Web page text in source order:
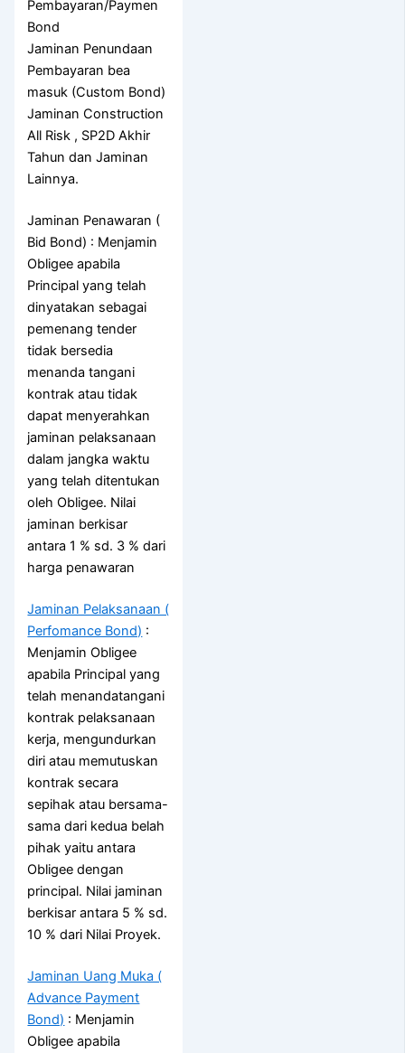
Pembayaran/Paymen
Bond
Jaminan Penundaan
Pembayaran bea
masuk (Custom Bond)
Jaminan Construction
All Risk , SP2D Akhir
Tahun dan Jaminan
Lainnya.
Jaminan Penawaran (
Bid Bond) : Menjamin
Obligee apabila
Principal yang telah
dinyatakan sebagai
pemenang tender
tidak bersedia
menanda tangani
kontrak atau tidak
dapat menyerahkan
jaminan pelaksanaan
dalam jangka waktu
yang telah ditentukan
oleh Obligee. Nilai
jaminan berkisar
antara 1 % sd. 3 % dari
harga penawaran
Jaminan Pelaksanaan (
Perfomance Bond) :
Menjamin Obligee
apabila Principal yang
telah menandatangani
kontrak pelaksanaan
kerja, mengundurkan
diri atau memutuskan
kontrak secara
sepihak atau bersama-
sama dari kedua belah
pihak yaitu antara
Obligee dengan
principal. Nilai jaminan
berkisar antara 5 % sd.
10 % dari Nilai Proyek.
Jaminan Uang Muka (
Advance Payment
Bond) : Menjamin
Obligee apabila